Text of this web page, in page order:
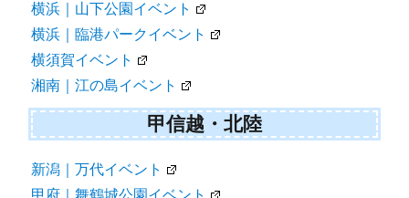
横浜｜山下公園イベント
横浜｜臨港パークイベント
横須賀イベント
湘南｜江の島イベント
甲信越・北陸
新潟｜万代イベント
甲府｜舞鶴城公園イベント